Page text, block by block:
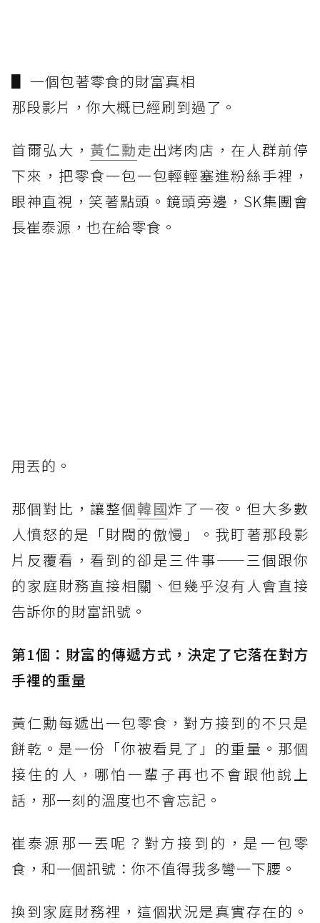
▋ 一個包著零食的財富真相
那段影片，你大概已經刷到過了。
首爾弘大， 黃仁勳走出烤肉店，在人群前停
下來，把零食一包一包輕輕塞進粉絲手裡，
眼神直視，笑著點頭。鏡頭旁邊，SK集團會
長崔泰源，也在給零食。
用丟的。
那個對比，讓整個韓國炸了一夜。但大多數
人憤怒的是「財閥的傲慢」。我盯著那段影
片反覆看，看到的卻是三件事——三個跟你
的家庭財務直接相關、但幾乎沒有人會直接
告訴你的財富訊號。
第1個：財富的傳遞方式，決定了它落在對方
手裡的重量
黃仁勳每遞出一包零食，對方接到的不只是
餅乾。是一份「你被看見了」的重量。那個
接住的人，哪怕一輩子再也不會跟他說上
話，那一刻的溫度也不會忘記。
崔泰源那一丟呢？對方接到的，是一包零
食，和一個訊號：你不值得我多彎一下腰。
換到家庭財務裡，這個狀況是真實存在的。